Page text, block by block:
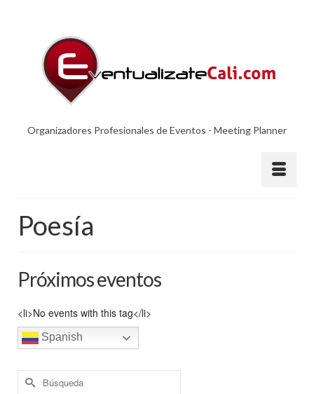
Organizadores Profesionales de Eventos - Meeting Planner
Poesía
Próximos eventos
<li>No events with this tag</li>
Spanish
Buscar
por: